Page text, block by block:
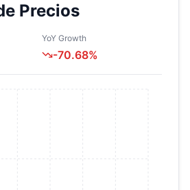
Precios
YoY Growth
-70.68%